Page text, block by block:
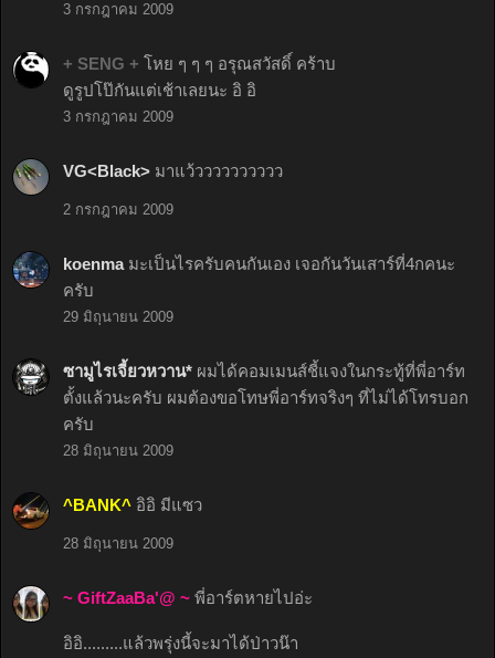
3 กรกฎาคม 2009
+ SENG + โหย ๆ ๆ ๆ อรุณสวัสดิ์ คร้าบ
ดูรูปโป๊กันแต่เช้าเลยนะ อิ อิ
3 กรกฎาคม 2009
VG<Black> มาแว้วววววววววว
2 กรกฎาคม 2009
koenma มะเป็นไรครับคนกันเอง เจอกันวันเสาร์ที่4กคนะ
ครับ
29 มิถุนายน 2009
ซามูไรเจี้ยวหวาน* ผมได้คอมเมนส์ชี้แจงในกระทู้ที่พี่อาร์ท
ตั้งแล้วนะครับ ผมต้องขอโทษพี่อาร์ทจริงๆ ที่ไม่ได้โทรบอก
ครับ
28 มิถุนายน 2009
^BANK^ อิอิ มีแซว
28 มิถุนายน 2009
~ GiftZaaBa'@ ~ พี่อาร์ตหายไปอ่ะ
อิอิ.........แล้วพรุ่งนี้จะมาได้ป่าวน๊า